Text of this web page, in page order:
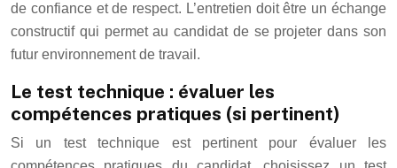
de confiance et de respect. L’entretien doit être un échange
constructif qui permet au candidat de se projeter dans son
futur environnement de travail.
Le test technique : évaluer les
compétences pratiques (si pertinent)
Si un test technique est pertinent pour évaluer les